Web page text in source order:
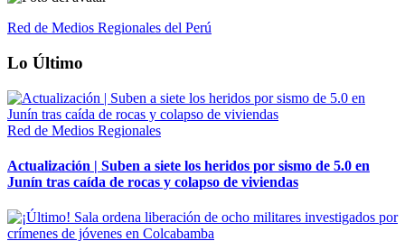
Red de Medios Regionales del Perú
Lo Último
Red de Medios Regionales
Actualización | Suben a siete los heridos por sismo de 5.0 en
Junín tras caída de rocas y colapso de viviendas